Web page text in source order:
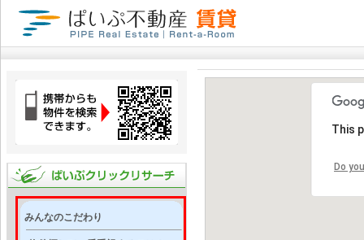
みんなのこだわり
This
Do